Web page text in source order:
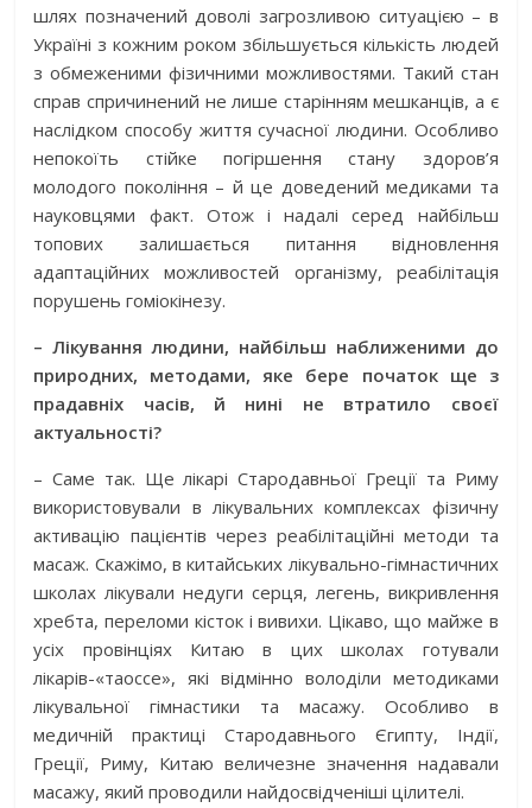
шлях позначений доволі загрозливою ситуацією – в
Україні з кожним роком збільшується кількість людей
з обмеженими фізичними можливостями. Такий стан
справ спричинений не лише старінням мешканців, а є
наслідком способу життя сучасної людини. Особливо
непокоїть стійке погіршення стану здоров’я
молодого покоління – й це доведений медиками та
науковцями факт. Отож і надалі серед найбільш
топових залишається питання відновлення
адаптаційних можливостей організму, реабілітація
порушень гоміокінезу.
– Лікування людини, найбільш наближеними до
природних, методами, яке бере початок ще з
прадавніх часів, й нині не втратило своєї
актуальності?
– Саме так. Ще лікарі Стародавньої Греції та Риму
використовували в лікувальних комплексах фізичну
активацію пацієнтів через реабілітаційні методи та
масаж. Скажімо, в китайських лікувально-гімнастичних
школах лікували недуги серця, легень, викривлення
хребта, переломи кісток і вивихи. Цікаво, що майже в
усіх провінціях Китаю в цих школах готували
лікарів-«таоссе», які відмінно володіли методиками
лікувальної гімнастики та масажу. Особливо в
медичній практиці Стародавнього Єгипту, Індії,
Греції, Риму, Китаю величезне значення надавали
масажу, який проводили найдосвідченіші цілителі.